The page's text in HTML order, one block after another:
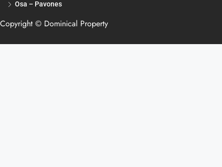
Osa – Pavones
Copyright © Dominical Property